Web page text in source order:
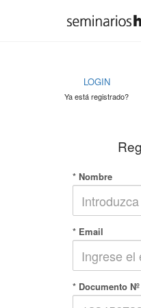
LOGIN
Ya está registrado?
* Nombre
* Email
* Documento Nº